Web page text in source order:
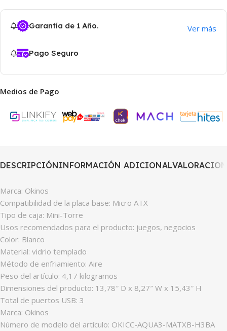
Garantía de 1 Año. Ver más
Pago Seguro
Medios de Pago
DESCRIPCIÓNINFORMACIÓN ADICIONAL
Marca: Okinos
Compatibilidad de la placa base: Micro ATX
Tipo de caja: Mini-Torre
Usos recomendados para el producto: juegos, negocios
Color: Blanco
Material: vidrio templado
Método de enfriamiento: Aire
Peso del artículo: 4,17 kilogramos
Dimensiones del producto: 13,78″ D x 8,27″ W x 15,43″ H
Total de puertos USB: 3
Marca: Okinos
Número de modelo del artículo: ‎OKICC-AQUA3-MATXB-H3BA